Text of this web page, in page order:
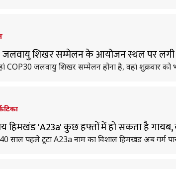
जलवायु शिखर सम्मेलन के आयोजन स्थल पर
COP30 जलवायु शिखर सम्मेलन होना है, वहां शुक्रवार
हिमखंड 'A23a' कुछ हफ्तों में हो सकता है
साल पहले टूटा A23a नाम का विशाल हिमखंड अब गर्म